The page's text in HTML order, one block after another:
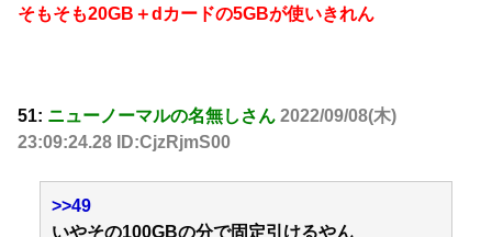
そもそも20GB＋dカードの5GBが使いきれん
51: ニューノーマルの名無しさん 2022/09/08(木)
23:09:24.28 ID:CjzRjmS00
>>49
いやその100GBの分で固定引けるやん